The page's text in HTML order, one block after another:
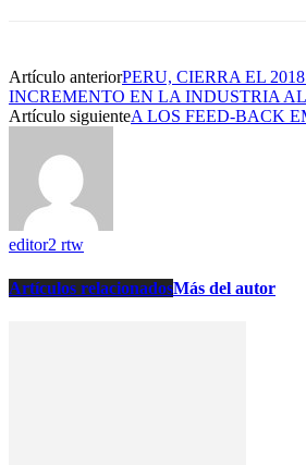
Artículo anteriorPERU, CIERRA EL
INCREMENTO EN LA INDUSTRIA
Artículo siguienteA LOS FEED-BACK
editor2 rtw
Artículos relacionadosMás del autor